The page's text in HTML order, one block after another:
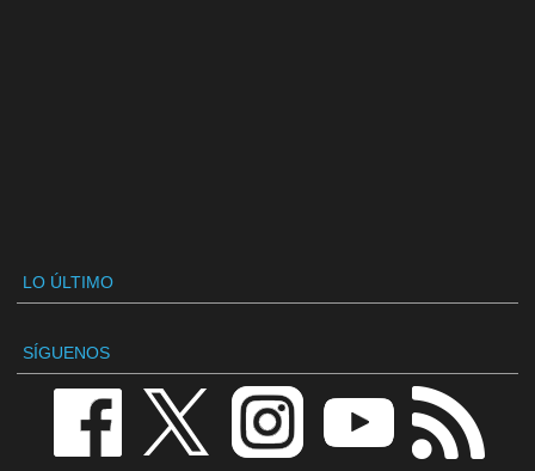
LO ÚLTIMO
SÍGUENOS